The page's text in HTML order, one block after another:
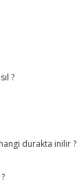
?
durakta inilir ?